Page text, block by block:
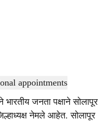
-Sarkarnama
भारतीय जनता पक्षाने सोलापूर
नेमले आहेत. सोलापूर